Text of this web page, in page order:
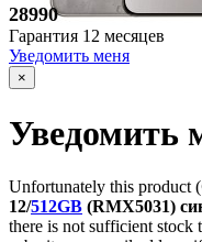
28990
Гарантия 12 месяцев
Уведомить меня
×
Уведомить
Unfortunately this product (
12/512GB (RMX5031)
there is not sufficient stock